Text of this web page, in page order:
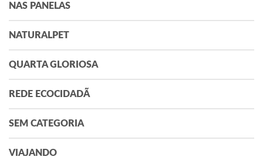
NAS PANELAS
NATURALPET
QUARTA GLORIOSA
REDE ECOCIDADÃ
SEM CATEGORIA
VIAJANDO